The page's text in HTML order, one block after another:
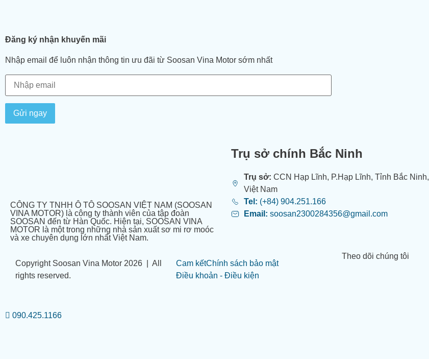
Đăng ký nhận khuyến mãi
Nhập email để luôn nhận thông tin ưu đãi từ Soosan Vina Motor sớm nhất
CÔNG TY TNHH Ô TÔ SOOSAN VIỆT NAM (SOOSAN
VINA MOTOR) là công ty thành viên của tập đoàn
SOOSAN đến từ Hàn Quốc. Hiện tại, SOOSAN VINA
MOTOR là một trong những nhà sản xuất sơ mi rơ moóc
và xe chuyên dụng lớn nhất Việt Nam.
Trụ sở chính Bắc Ninh
Trụ sở: CCN Hạp Lĩnh, P.Hạp Lĩnh, Tỉnh Bắc Ninh,
Việt Nam
Tel: (+84) 904.251.166
Email: soosan2300284356@gmail.com
Copyright Soosan Vina Motor 2026 | All
rights reserved.
Cam kếtChính sách bảo mật
Điều khoản - Điều kiện
Theo dõi chúng tôi
090.425.1166